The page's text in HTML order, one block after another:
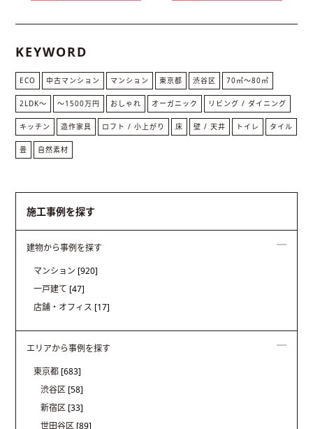
KEYWORD
ECO 中古マンション マンション 東京都 渋谷区 70㎡〜80㎡
2LDK〜 ～1500万円 おしゃれ オーガニック リビング / ダイニング
キッチン 造作家具 ロフト / 小上がり 床 壁 / 天井 トイレ タイル
畳 自然素材
施工事例を探す
建物から事例を探す
マンション [920]
一戸建て [47]
店舗・オフィス [17]
エリアから事例を探す
東京都 [683]
渋谷区 [58]
新宿区 [33]
世田谷区 [89]